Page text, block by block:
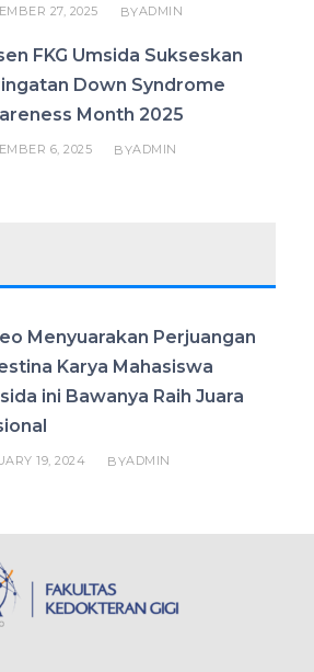
27, 2025 BYADMIN
FKG Umsida Sukseskan
Down Syndrome
Month 2025
6, 2025 BYADMIN
Menyuarakan Perjuangan
Karya Mahasiswa
ini Bawanya Raih Juara
19, 2024 BYADMIN